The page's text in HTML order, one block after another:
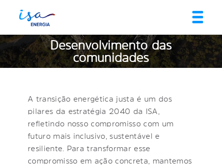
Desenvolvimento das
comunidades
A transição energética justa é um dos
pilares da estratégia 2040 da ISA,
refletindo nosso compromisso com um
futuro mais inclusivo, sustentável e
resiliente. Para transformar esse
compromisso em ação concreta, mantemos